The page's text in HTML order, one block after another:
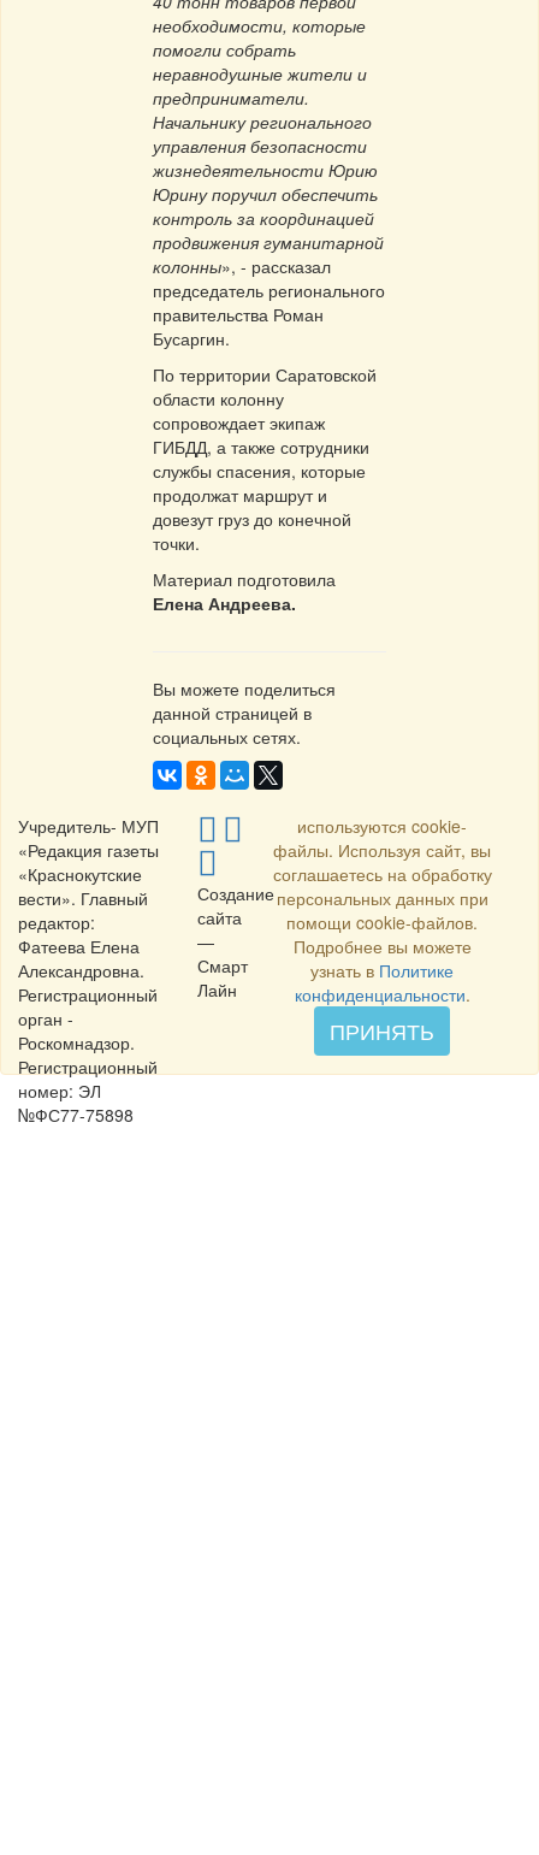
необходимости, которые
помогли собрать
неравнодушные жители и
предприниматели.
Начальнику регионального
управления безопасности
жизнедеятельности Юрию
Юрину поручил обеспечить
контроль за координацией
продвижения гуманитарной
колонны», - рассказал
председатель регионального
правительства Роман
Бусаргин.
По территории Саратовской
области колонну
сопровождает экипаж
ГИБДД, а также сотрудники
службы спасения, которые
продолжат маршрут и
довезут груз до конечной
точки.
Материал подготовила
Елена Андреева.
Вы можете поделиться
данной страницей в
социальных сетях.
Учредитель- МУП
«Редакция газеты
«Краснокутские
вести». Главный
редактор:
Фатеева Елена
Александровна.
Регистрационный
орган -
Роскомнадзор.
Регистрационный
номер: ЭЛ
№ФС77-75898
Создание
сайта
—
Смарт
Лайн
используются cookie-
файлы. Используя сайт, вы
соглашаетесь на обработку
персональных данных при
помощи cookie-файлов.
Подробнее вы можете
узнать в Политике
конфиденциальности.
ПРИНЯТЬ